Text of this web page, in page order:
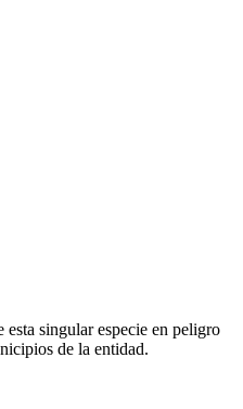
esta singular especie en peligro
de la entidad.